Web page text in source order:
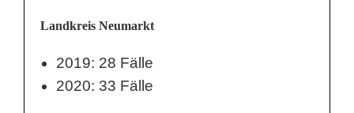
Landkreis Neumarkt
2019: 28 Fälle
2020: 33 Fälle